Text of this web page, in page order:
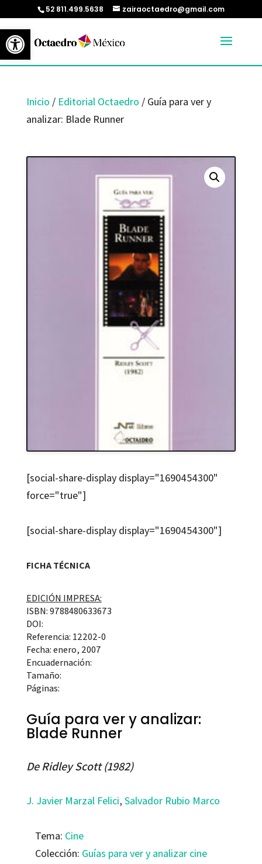
Abrir barra de herramientas
52 811.499.5638 zairaoctaedro@gmail.com
Inicio / Editorial Octaedro / Guía para ver y
analizar: Blade Runner
[social-share-display display="1690454300"
force="true"]
[social-share-display display="1690454300"]
FICHA TÉCNICA
EDICIÓN IMPRESA:
ISBN: 9788480633673
DOI:
Referencia: 12202-0
Fecha: enero, 2007
Encuadernación:
Tamaño:
Páginas:
Guía para ver y analizar:
Blade Runner
De Ridley Scott (1982)
J. Javier Marzal Felici, Salvador Rubio Marco
Tema: Cine
Colección: Guías para ver y analizar cine